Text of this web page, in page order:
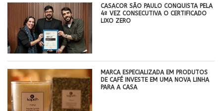
CASACOR SÃO PAULO CONQUISTA PELA
4ª VEZ CONSECUTIVA O CERTIFICADO
LIXO ZERO
MARCA ESPECIALIZADA EM PRODUTOS
DE CAFÉ INVESTE EM UMA NOVA LINHA
PARA A CASA